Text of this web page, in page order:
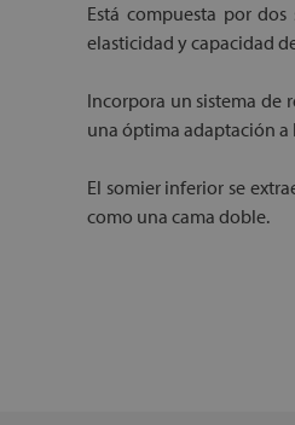
Está compuesta por
elasticidad y capacidad
Incorpora un sistema de
una óptima adaptación
El somier inferior se
como una cama doble.